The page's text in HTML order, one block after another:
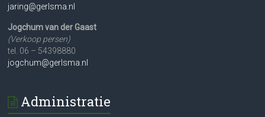
jaring@gerlsma.nl
Jogchum van der Gaast
(Verkoop persen)
tel. 06 – 54398880
jogchum@gerlsma.nl
Administratie